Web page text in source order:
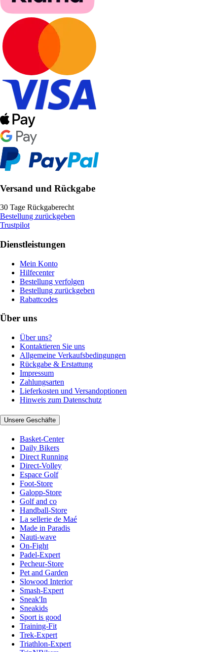
Versand und Rückgabe
30 Tage Rückgaberecht
Bestellung zurückgeben
Trustpilot
Dienstleistungen
Mein Konto
Hilfecenter
Bestellung verfolgen
Bestellung zurückgeben
Rabattcodes
Über uns
Über uns?
Kontaktieren Sie uns
Allgemeine Verkaufsbedingungen
Rückgabe & Erstattung
Impressum
Zahlungsarten
Lieferkosten und Versandoptionen
Hinweis zum Datenschutz
Unsere Geschäfte
Basket-Center
Daily Bikers
Direct Running
Direct-Volley
Espace Golf
Foot-Store
Galopp-Store
Golf and co
Handball-Store
La sellerie de Maé
Made in Paradis
Nauti-wave
On-Fight
Padel-Expert
Pecheur-Store
Pet and Garden
Slowood Interior
Smash-Expert
Sneak'In
Sneakids
Sport is good
Training-Fit
Trek-Expert
Triathlon-Expert